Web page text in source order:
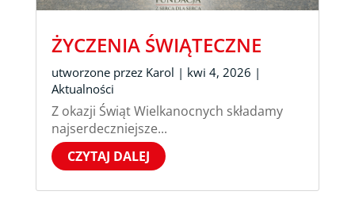
ŻYCZENIA ŚWIĄTECZNE
utworzone przez Karol | kwi 4, 2026 |
Aktualności
Z okazji Świąt Wielkanocnych składamy
najserdeczniejsze...
CZYTAJ DALEJ